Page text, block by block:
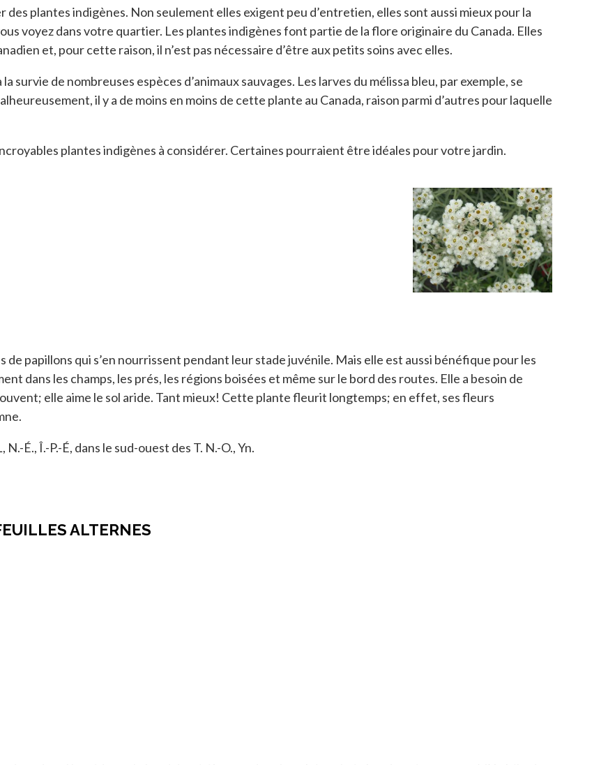
des plantes indigènes. Non seulement elles exigent peu d’entretien, elles sont aussi mieux pour la
voyez dans votre quartier. Les plantes indigènes font partie de la flore originaire du Canada. Elles
et, pour cette raison, il n’est pas nécessaire d’être aux petits soins avec elles.
survie de nombreuses espèces d’animaux sauvages. Les larves du mélissa bleu, par exemple, se
il y a de moins en moins de cette plante au Canada, raison parmi d’autres pour laquelle
plantes indigènes à considérer. Certaines pourraient être idéales pour votre jardin.
papillons qui s’en nourrissent pendant leur stade juvénile. Mais elle est aussi bénéfique pour les
dans les champs, les prés, les régions boisées et même sur le bord des routes. Elle a besoin de
elle aime le sol aride. Tant mieux! Cette plante fleurit longtemps; en effet, ses fleurs
É., Î.-P.-É, dans le sud-ouest des T. N.-O., Yn.
ALTERNES